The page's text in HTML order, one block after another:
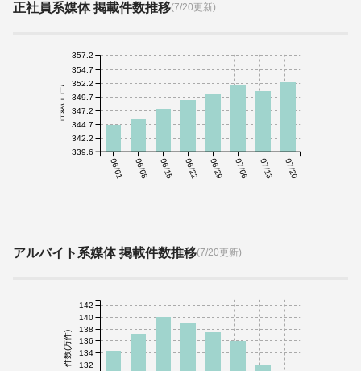
正社員系媒体 掲載件数推移(7/20更新)
06/01 06/08 06/15 06/22 06/29 07/06 07/13 07/20
件数(千件)
339.6
342.2
344.7
347.2
349.7
352.2
354.7
357.2
アルバイト系媒体 掲載件数推移(7/20更新)
件数(万件) 132
134
136
138
140
142